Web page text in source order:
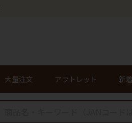
大量注文 アウトレット 新